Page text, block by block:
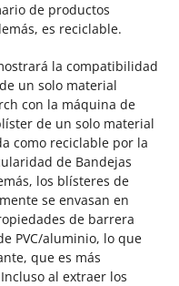
de productos
es reciclable.
la compatibilidad
un solo material
con la máquina de
de un solo material
como reciclable por la
de Bandejas
los blísteres de
se envasan en
de barrera
PVC/aluminio, lo que
que es más
al extraer los